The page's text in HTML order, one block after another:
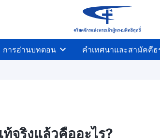
การอ่านบทตอน คำเทศนาและสามัคคีธ
จริงแล้วคืออะไร?